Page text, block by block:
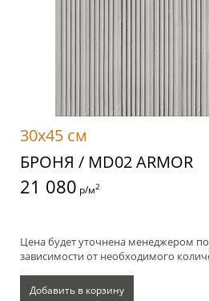
30x45 см
БРОНЯ / MD02 ARMOR
21 080 р/м2
Цена будет уточнена менеджером
зависимости от необходимого
Добавить в корзину